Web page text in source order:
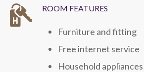
ROOM FEATURES
Furniture and fitting
Free internet service
Household appliances